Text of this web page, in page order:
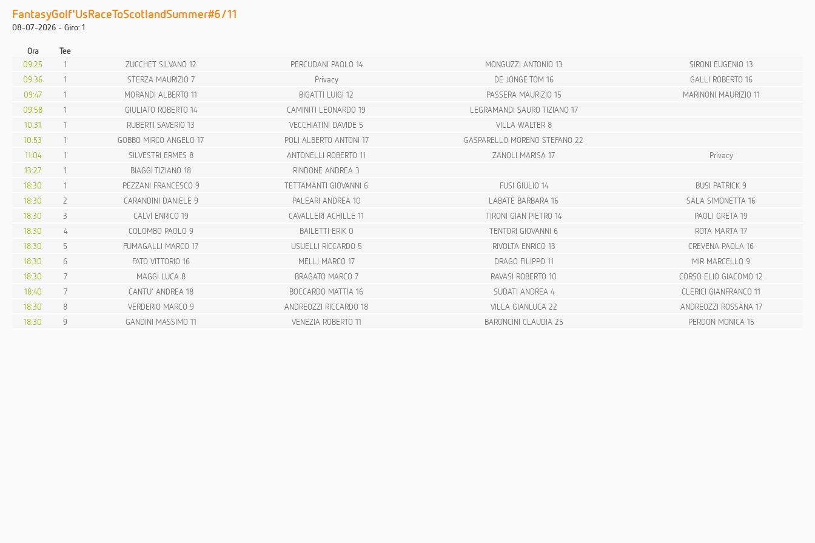
FantasyGolf'UsRaceToScotlandSummer#6/11
08-07-2026 - Giro: 1
Ora
Tee
09:25
1 ZUCCHET SILVANO 12 PERCUDANI PAOLO 14 MONGUZZI ANTONIO 13
SIRONI EUGENIO 13
09:36
1 STERZA MAURIZIO 7 Privacy DE JONGE TOM 16
GALLI ROBERTO 16
09:47
1 MORANDI ALBERTO 11 BIGATTI LUIGI 12 PASSERA MAURIZIO 15
MARINONI MAURIZIO 11
09:58
1 GIULIATO ROBERTO 14 CAMINITI LEONARDO 19
LEGRAMANDI SAURO TIZIANO 17
10:31
1 RUBERTI SAVERIO 13 VECCHIATINI DAVIDE 5
VILLA WALTER 8
10:53
1 GOBBO MIRCO ANGELO 17 POLI ALBERTO ANTONI 17
GASPARELLO MORENO STEFANO 22
11:04
1 SILVESTRI ERMES 8 ANTONELLI ROBERTO 11 ZANOLI MARISA 17
Privacy
13:27
1 BIAGGI TIZIANO 18
RINDONE ANDREA 3
18:30
1 PEZZANI FRANCESCO 9 TETTAMANTI GIOVANNI 6 FUSI GIULIO 14
BUSI PATRICK 9
18:30
2 CARANDINI DANIELE 9 PALEARI ANDREA 10 LABATE BARBARA 16
SALA SIMONETTA 16
18:30
3 CALVI ENRICO 19 CAVALLERI ACHILLE 11 TIRONI GIAN PIETRO 14
PAOLI GRETA 19
18:30
4 COLOMBO PAOLO 9 BAILETTI ERIK 0 TENTORI GIOVANNI 6
ROTA MARTA 17
18:30
5 FUMAGALLI MARCO 17 USUELLI RICCARDO 5 RIVOLTA ENRICO 13
CREVENA PAOLA 16
18:30
6 FATO VITTORIO 16 MELLI MARCO 17 DRAGO FILIPPO 11
MIR MARCELLO 9
18:30
7 MAGGI LUCA 8 BRAGATO MARCO 7 RAVASI ROBERTO 10
CORSO ELIO GIACOMO 12
18:40
7 CANTU' ANDREA 18 BOCCARDO MATTIA 16 SUDATI ANDREA 4
CLERICI GIANFRANCO 11
18:30
8 VERDERIO MARCO 9 ANDREOZZI RICCARDO 18 VILLA GIANLUCA 22
ANDREOZZI ROSSANA 17
18:30
9 GANDINI MASSIMO 11 VENEZIA ROBERTO 11 BARONCINI CLAUDIA 25 PERDON MONICA 15